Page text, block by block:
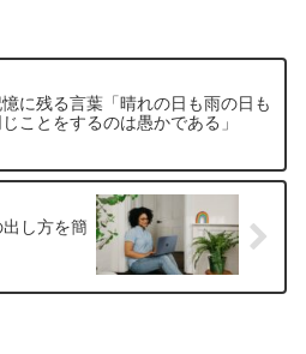
に残る言葉「晴れの日も雨の日も
じことをするのは愚かである」
出し方を簡